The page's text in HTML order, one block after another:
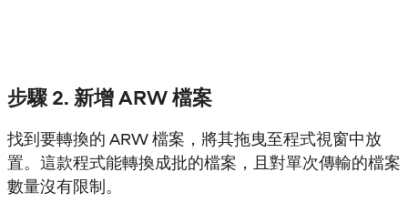
步驟 2. 新增 ARW 檔案
找到要轉換的 ARW 檔案，將其拖曳至程式視窗中放
置。這款程式能轉換成批的檔案，且對單次傳輸的檔案
數量沒有限制。